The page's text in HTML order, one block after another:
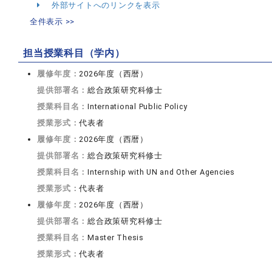
外部サイトへのリンクを表示
全件表示 >>
担当授業科目（学内）
履修年度：2026年度（西暦）
提供部署名：総合政策研究科修士
授業科目名：International Public Policy
授業形式：代表者
履修年度：2026年度（西暦）
提供部署名：総合政策研究科修士
授業科目名：Internship with UN and Other Agencies
授業形式：代表者
履修年度：2026年度（西暦）
提供部署名：総合政策研究科修士
授業科目名：Master Thesis
授業形式：代表者